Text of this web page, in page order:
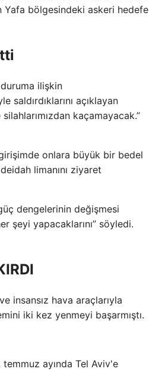
Yafa bölgesindeki askeri hedefe
duruma ilişkin
açıklayan
kaçamayacak.”
onlara büyük bir bedel
limanını ziyaret
dengelerinin değişmesi
şeyi yapacaklarını” söyledi.
insansız hava araçlarıyla
iki kez yenmeyi başarmıştı.
ayında Tel Aviv'e